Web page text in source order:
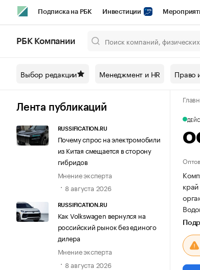
Подписка на РБК Инвестиции
Спецпроекты СПб Конференции СПб
Технологии и медиа Рынок
РБК Компании
Выбор редакции Менеджмент и HR Право
Лента публикаций
RUSSIFICATION.RU
Почему спрос на электромобили
из Китая смещается в сторону
гибридов
Мнение эксперта
8 августа 2026
RUSSIFICATION.RU
Как Volkswagen вернулся на
российский рынок без единого
дилера
Мнение эксперта
8 августа 2026